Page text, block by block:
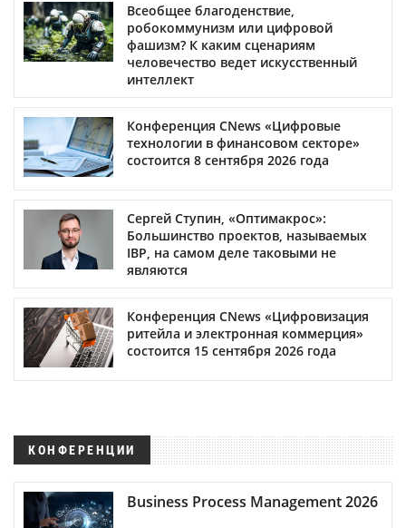
Всеобщее благоденствие,
робокоммунизм или цифровой
фашизм? К каким сценариям
человечество ведет искусственный
интеллект
Конференция CNews «Цифровые
технологии в финансовом секторе»
состоится 8 сентября 2026 года
Сергей Ступин, «Оптимакрос»:
Большинство проектов, называемых
IBP, на самом деле таковыми не
являются
Конференция CNews «Цифровизация
ритейла и электронная коммерция»
состоится 15 сентября 2026 года
КОНФЕРЕНЦИИ
Business Process Management 2026